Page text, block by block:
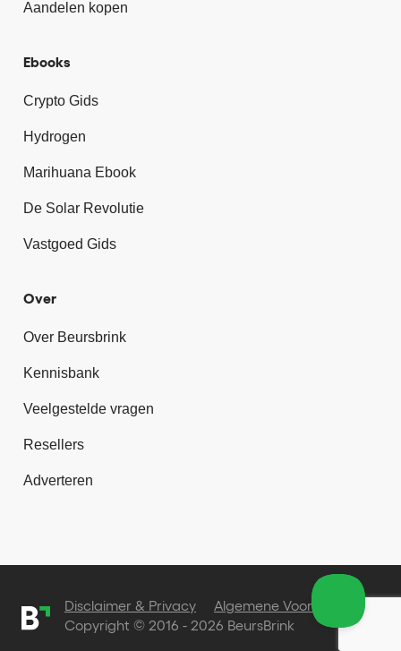
Aandelen kopen
Ebooks
Crypto Gids
Hydrogen
Marihuana Ebook
De Solar Revolutie
Vastgoed Gids
Over
Over Beursbrink
Kennisbank
Veelgestelde vragen
Resellers
Adverteren
Copyright © 2016 - 2026 BeursBrink
Disclaimer & Privacy Algemene Voorwaarden